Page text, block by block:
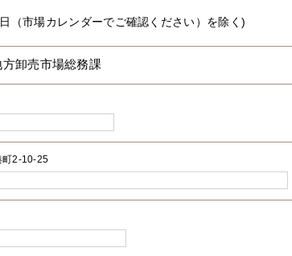
（市場カレンダーでご確認ください）を除く)
卸売市場総務課
町2-10-25